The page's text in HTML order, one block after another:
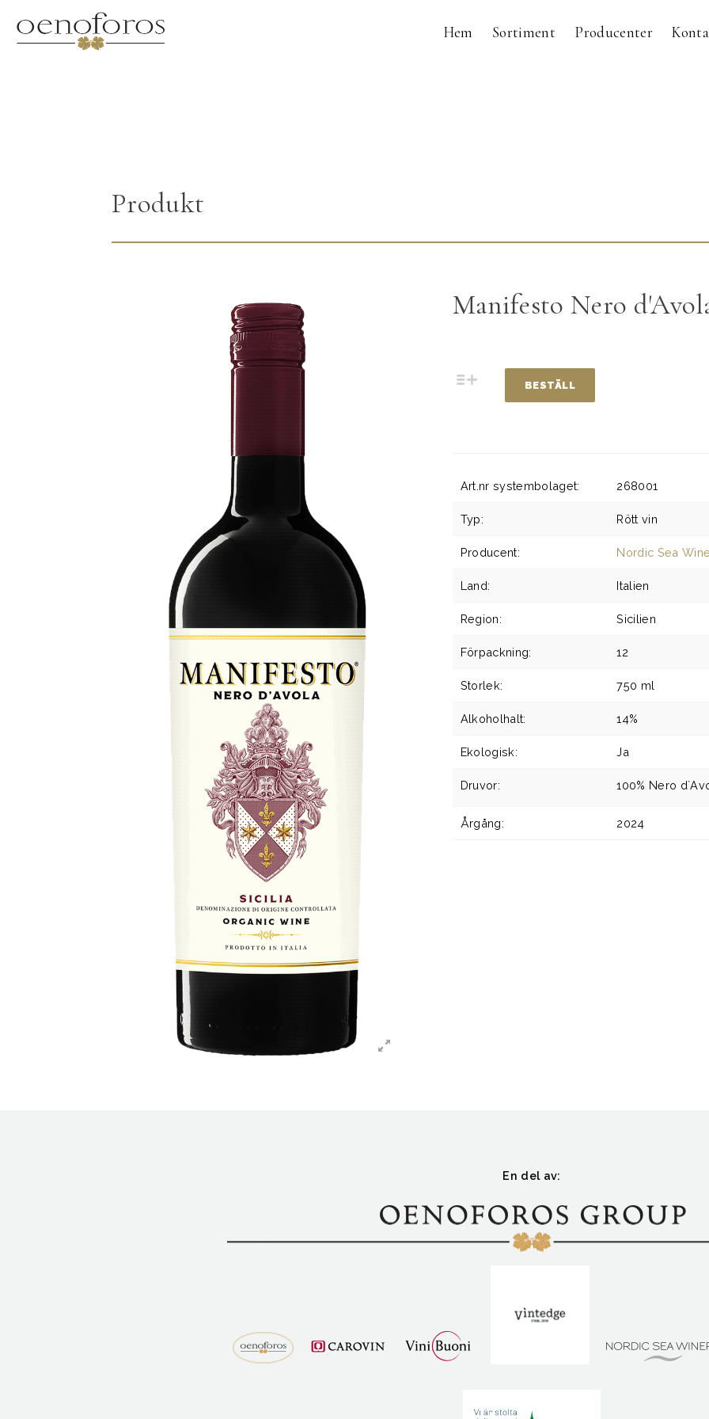
Hem Sortiment Producenter
Produkt
Manifesto Nero
BESTÄLL
Art.nr systembolaget: 268001
Typ: Rött vin
Producent: Nordic Sea
Land: Italien
Region: Sicilien
Förpackning: 12
Storlek: 750 ml
Alkoholhalt: 14%
Ekologisk: Ja
Druvor: 100% Nero
Årgång: 2024
En del av: